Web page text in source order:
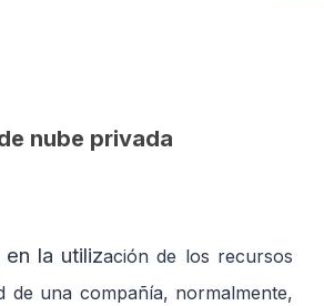
nube privada
en la utilización de los recursos
de una compañía, normalmente,